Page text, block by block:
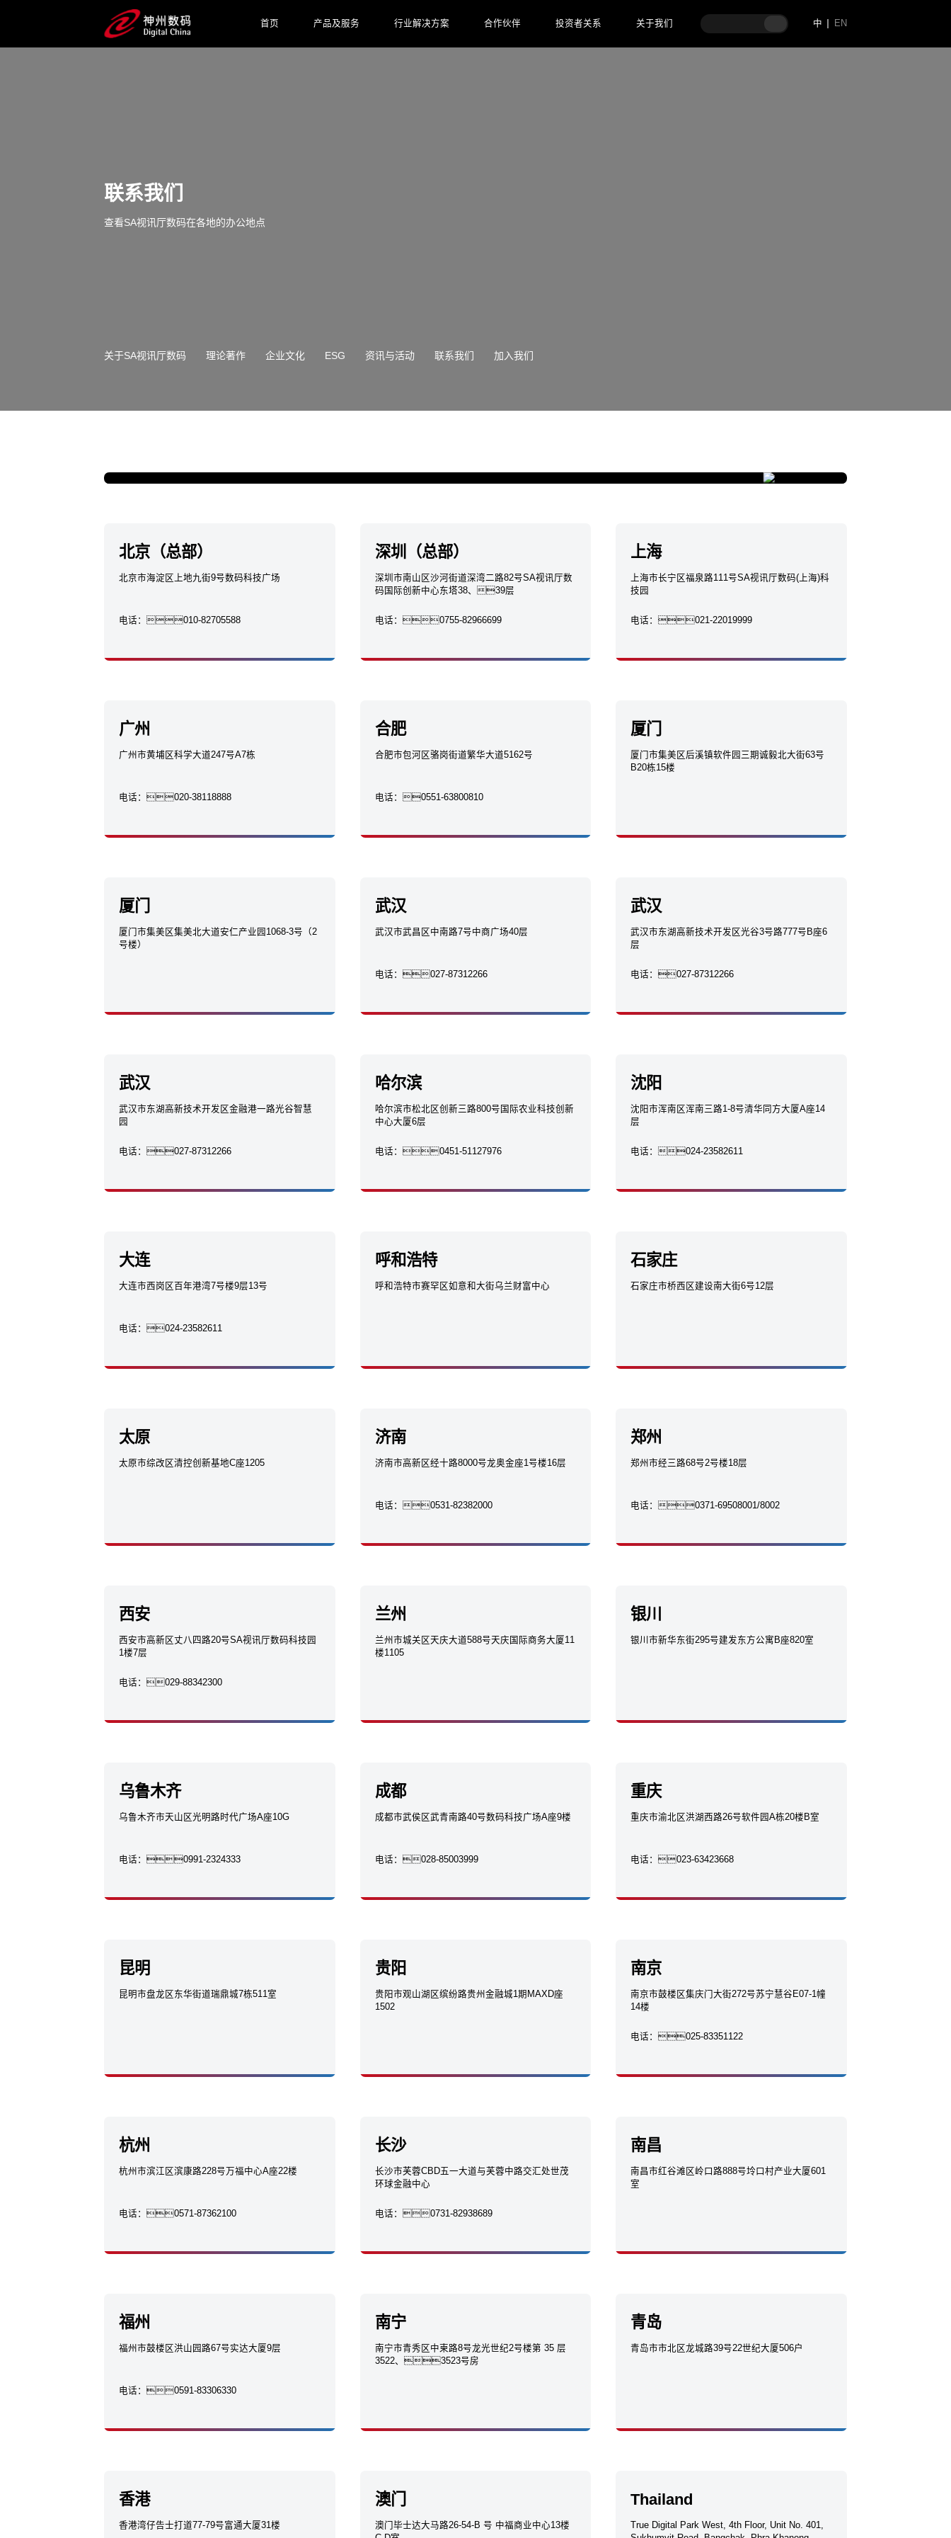
首页 产品及服务 行业解决方案 合作伙伴 投资者关系 关于我们 中 EN
联系我们
查看SA视讯厅数码在各地的办公地点
关于SA视讯厅数码 理论著作 企业文化 ESG 资讯与活动 联系我们 加入我们
北京（总部）
北京市海淀区上地九街9号数码科技广场
电话：010-82705588
深圳（总部）
深圳市南山区沙河街道深湾二路82号SA视讯厅数
码国际创新中心东塔38、39层
电话：0755-82966699
上海
上海市长宁区福泉路111号SA视讯厅数码(上海)科
技园
电话：021-22019999
广州
广州市黄埔区科学大道247号A7栋
电话：020-38118888
合肥
合肥市包河区骆岗街道繁华大道5162号
电话：0551-63800810
厦门
厦门市集美区后溪镇软件园三期诚毅北大街63号
B20栋15楼
厦门
厦门市集美区集美北大道安仁产业园1068-3号（2
号楼）
武汉
武汉市武昌区中南路7号中商广场40层
电话：027-87312266
武汉
武汉市东湖高新技术开发区光谷3号路777号B座6
层
电话：027-87312266
武汉
武汉市东湖高新技术开发区金融港一路光谷智慧
园
电话：027-87312266
哈尔滨
哈尔滨市松北区创新三路800号国际农业科技创新
中心大厦6层
电话：0451-51127976
沈阳
沈阳市浑南区浑南三路1-8号清华同方大厦A座14
层
电话：024-23582611
大连
大连市西岗区百年港湾7号楼9层13号
电话：024-23582611
呼和浩特
呼和浩特市赛罕区如意和大街乌兰财富中心
石家庄
石家庄市桥西区建设南大街6号12层
太原
太原市综改区清控创新基地C座1205
济南
济南市高新区经十路8000号龙奥金座1号楼16层
电话：0531-82382000
郑州
郑州市经三路68号2号楼18层
电话：0371-69508001/8002
西安
西安市高新区丈八四路20号SA视讯厅数码科技园
1楼7层
电话：029-88342300
兰州
兰州市城关区天庆大道588号天庆国际商务大厦11
楼1105
银川
银川市新华东街295号建发东方公寓B座820室
乌鲁木齐
乌鲁木齐市天山区光明路时代广场A座10G
电话：0991-2324333
成都
成都市武侯区武青南路40号数码科技广场A座9楼
电话：028-85003999
重庆
重庆市渝北区洪湖西路26号软件园A栋20楼B室
电话：023-63423668
昆明
昆明市盘龙区东华街道瑞鼎城7栋511室
贵阳
贵阳市观山湖区缤纷路贵州金融城1期MAXD座
1502
南京
南京市鼓楼区集庆门大街272号苏宁慧谷E07-1幢
14楼
电话：025-83351122
杭州
杭州市滨江区滨康路228号万福中心A座22楼
电话：0571-87362100
长沙
长沙市芙蓉CBD五一大道与芙蓉中路交汇处世茂
环球金融中心
电话：0731-82938689
南昌
南昌市红谷滩区岭口路888号坽口村产业大厦601
室
福州
福州市鼓楼区洪山园路67号实达大厦9层
电话：0591-83306330
南宁
南宁市青秀区中柬路8号龙光世纪2号楼第 35 层
3522、3523号房
青岛
青岛市市北区龙城路39号22世纪大厦506户
香港
香港湾仔告士打道77-79号富通大厦31楼
澳门
澳门毕士达大马路26-54-B 号 中福商业中心13楼
Thailand
True Digital Park West, 4th Floor, Unit No. 401,